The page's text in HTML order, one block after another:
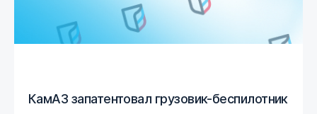
КамАЗ запатентовал грузовик-беспилотник